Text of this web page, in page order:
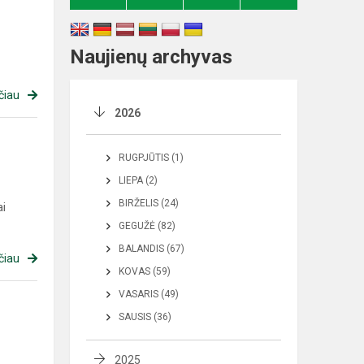
Naujienų archyvas
2026
RUGPJŪTIS (1)
LIEPA (2)
BIRŽELIS (24)
GEGUŽĖ (82)
BALANDIS (67)
KOVAS (59)
VASARIS (49)
SAUSIS (36)
2025